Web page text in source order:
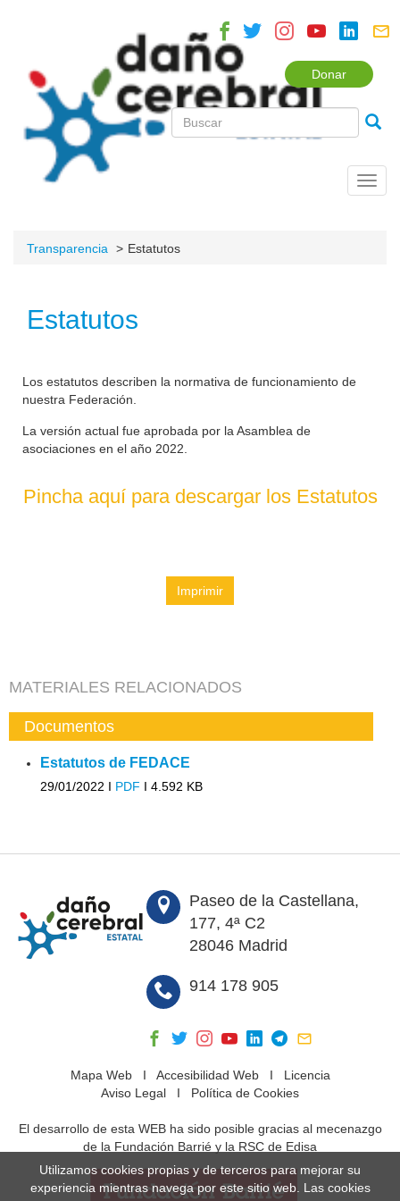
Donar
Transparencia Estatutos
Estatutos
Los estatutos describen la normativa de funcionamiento de
nuestra Federación.
La versión actual fue aprobada por la Asamblea de
asociaciones en el año 2022.
Pincha aquí para descargar los Estatutos
Imprimir
MATERIALES RELACIONADOS
Documentos
Estatutos de FEDACE
29/01/2022 I PDF I 4.592 KB
Paseo de la Castellana,
177, 4ª C2
28046 Madrid
914 178 905
Mapa WebI Accesibilidad WebI Licencia
Aviso Legal I Política de Cookies
El desarrollo de esta WEB ha sido posible gracias al mecenazgo
de la Fundación Barrié y la RSC de Edisa
Utilizamos cookies propias y de terceros para mejorar su
experiencia mientras navega por este sitio web. Las cookies